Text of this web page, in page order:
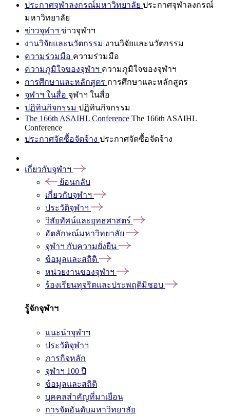
ประกาศจุฬาลงกรณ์มหาวิทยาลัย ประกาศจุฬาลงกรณ์
มหาวิทยาลัย
ข่าวจุฬาฯ ข่าวจุฬาฯ
งานวิจัยและนวัตกรรม งานวิจัยและนวัตกรรม
ความร่วมมือ ความร่วมมือ
ความภูมิใจของจุฬาฯ ความภูมิใจของจุฬาฯ
การศึกษาและหลักสูตร การศึกษาและหลักสูตร
จุฬาฯ ในสื่อ จุฬาฯ ในสื่อ
ปฏิทินกิจกรรม ปฏิทินกิจกรรม
The 166th ASAIHL Conference The 166th ASAIHL
Conference
ประกาศจัดซื้อจัดจ้าง ประกาศจัดซื้อจัดจ้าง
เกี่ยวกับจุฬาฯ
ย้อนกลับ
เกี่ยวกับจุฬาฯ
ประวัติจุฬาฯ
วิสัยทัศน์และยุทธศาสตร์
อัตลักษณ์มหาวิทยาลัย
จุฬาฯ กับความยั่งยืน
ข้อมูลและสถิติ
หน่วยงานของจุฬาฯ
ร้องเรียนทุจริตและประพฤติมิชอบ
รู้จักจุฬาฯ
แนะนำจุฬาฯ
ประวัติจุฬาฯ
ภารกิจหลัก
จุฬาฯ 100 ปี
ข้อมูลและสถิติ
บุคคลสำคัญที่มาเยือน
การจัดอันดับมหาวิทยาลัย